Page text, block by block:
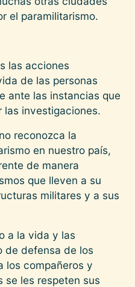
el paramilitarismo.
las acciones
de las personas
ante las instancias que
las investigaciones.
reconozca la
en nuestro país,
de manera
que lleven a su
militares y a sus
a la vida y las
de defensa de los
los compañeros y
se les respeten sus